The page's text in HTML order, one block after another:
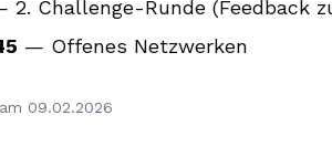
2. Challenge-Runde (Feedback
— Offenes Netzwerken
09.02.2026